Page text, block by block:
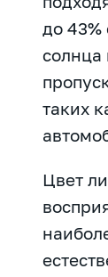
до 43%
солнца
таких
Цвет